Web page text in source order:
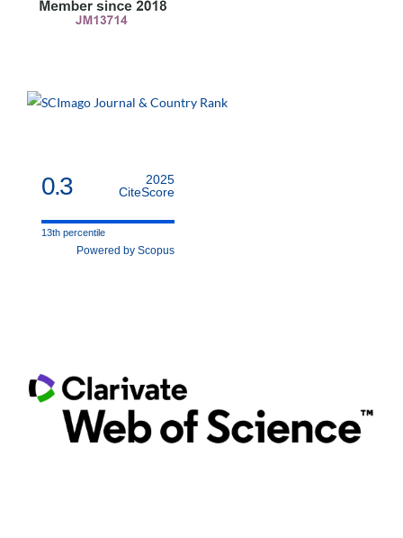
0.3
2025
CiteScore
13th percentile
Powered by Scopus